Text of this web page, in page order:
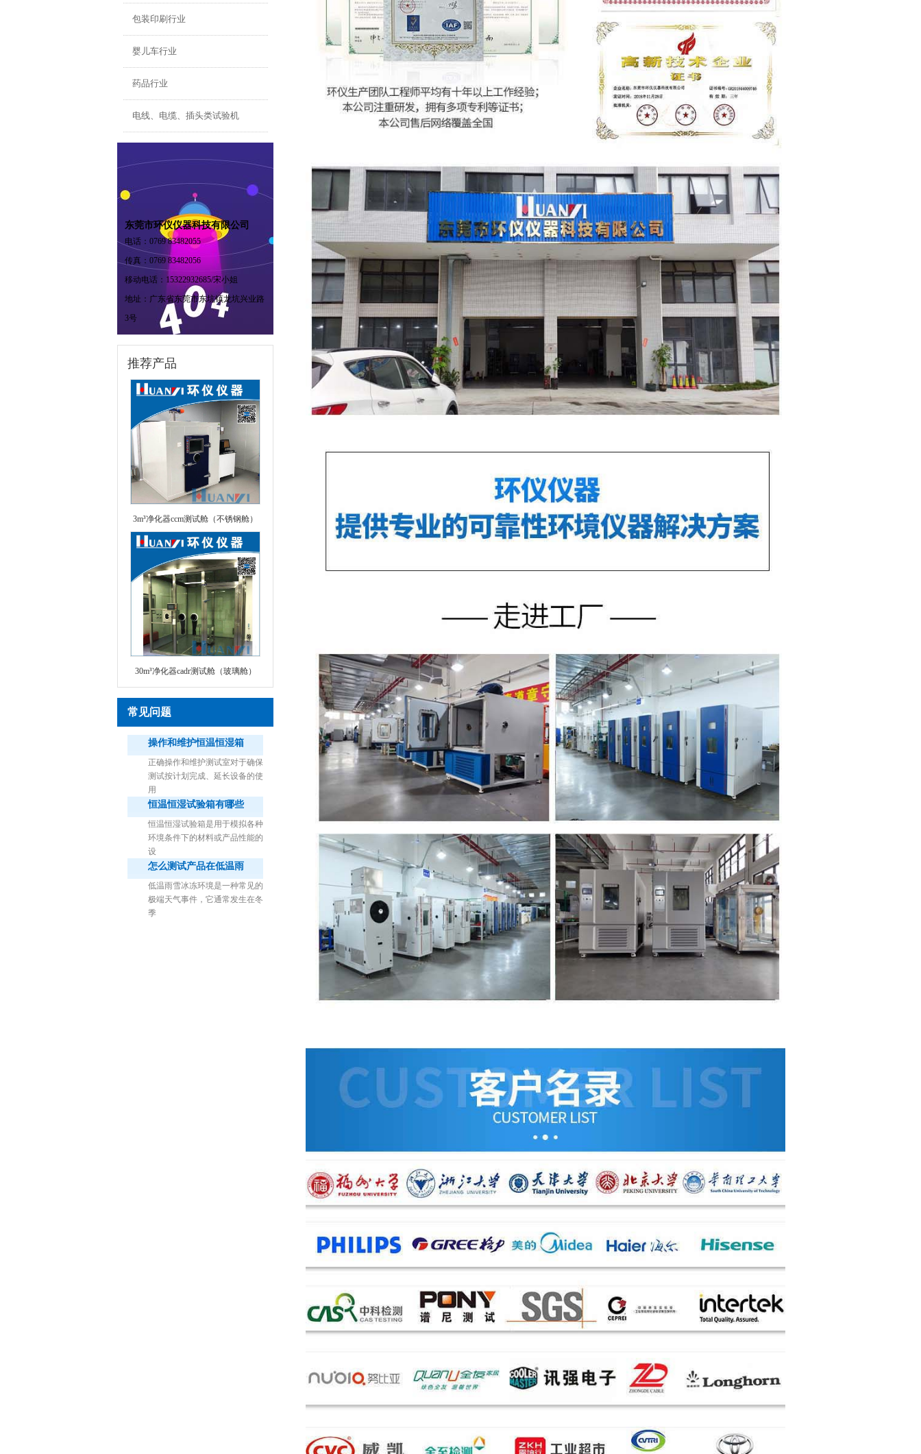
包装印刷行业
婴儿车行业
药品行业
电线、电缆、插头类试验机
东莞市环仪仪器科技有限公司
电话：0769 83482055
传真：0769 83482056
移动电话：15322932685/宋小姐
地址：广东省东莞市东坑镇龙坑兴业路
3号
推荐产品
3m³净化器ccm测试舱（不锈钢舱）
30m³净化器cadr测试舱（玻璃舱）
1立方米细菌气雾柜（不锈钢）
常见问题
操作和维护恒温恒湿箱
正确操作和维护测试室对于确保
测试按计划完成、延长设备的使
用
恒温恒湿试验箱有哪些
恒温恒湿试验箱是用于模拟各种
环境条件下的材料或产品性能的
设
怎么测试产品在低温雨
低温雨雪冰冻环境是一种常见的
极端天气事件，它通常发生在冬
季